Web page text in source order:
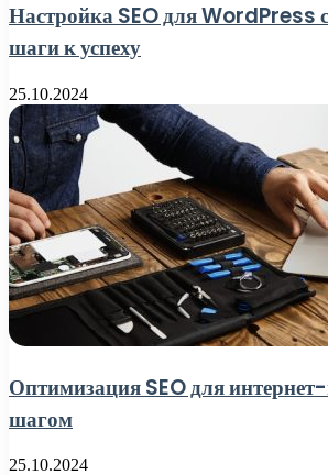
Настройка SEO для WordPress
шаги к успеху
25.10.2024
Оптимизация SEO для
шагом
25.10.2024